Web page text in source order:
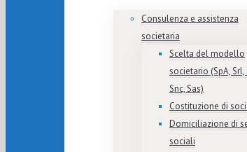
Consulenza e assistenza
societaria
Scelta del modello
societario (SpA, Srl,
Snc, Sas)
Costituzione di
Domiciliazione di
sociali